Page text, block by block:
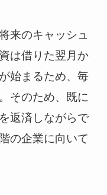
来のキャッシュ
は借りた翌月か
始まるため、毎
そのため、既に
返済しながらで
の企業に向いて